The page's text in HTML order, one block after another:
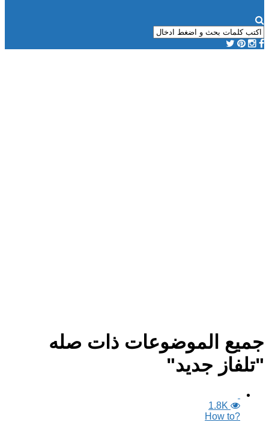
جميع الموضوعات ذات صله
"تلفاز جديد"
1.8K
?How to